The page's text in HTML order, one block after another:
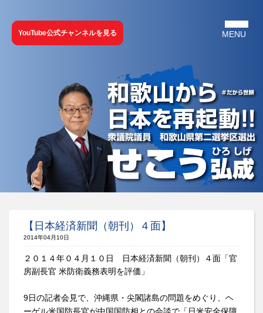
YouTube公式チャンネルを見る
【日本経済新聞（朝刊）４面】
2014年04月10日
２０１４年０４月１０日 日本経済新聞（朝刊）４面 「官
房副長官 米防衛義務表明を評価」
9日の記者会見で、沖縄県・尖閣諸島の問題をめぐり、ヘ
ーゲル米国防長官が中国国防相との会談で「日米安全保障